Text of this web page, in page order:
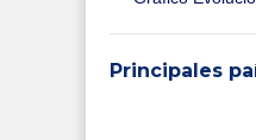
Principales